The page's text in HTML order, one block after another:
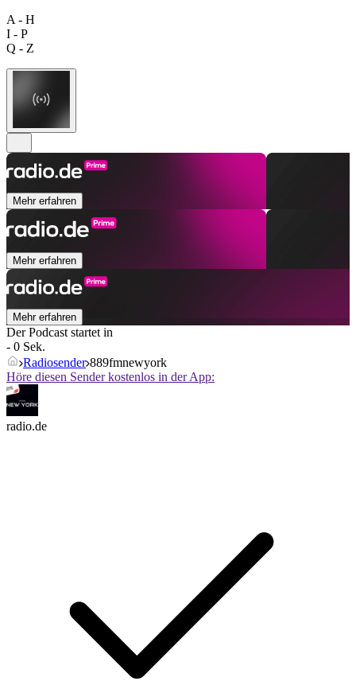
A - H
I - P
Q - Z
Mehr erfahren
Mehr erfahren
Mehr erfahren
Der Podcast startet in
- 0 Sek.
Radiosender 889fmnewyork
Höre diesen Sender kostenlos in der App:
radio.de